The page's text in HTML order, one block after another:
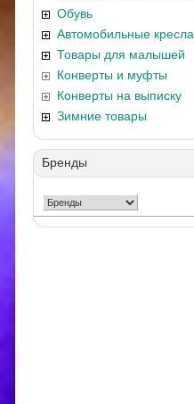
Обувь
Автомобильные кресла
Товары для малышей
Конверты и муфты
Конверты на выписку
Зимние товары
Бренды